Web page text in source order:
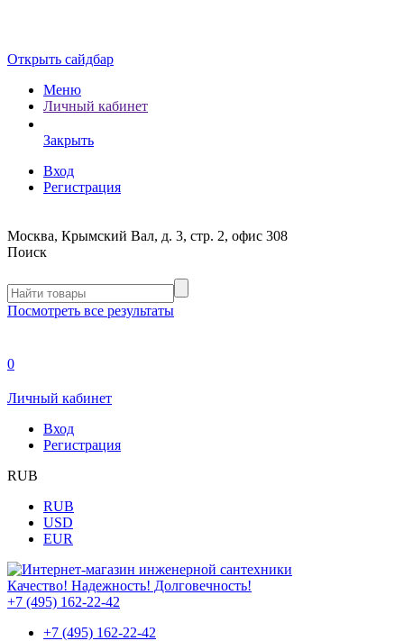
Открыть сайдбар
Меню
Личный кабинет
Закрыть
Вход
Регистрация
Москва, Крымский Вал, д. 3, стр. 2, офис 308
Поиск
Посмотреть все результаты
0
Личный кабинет
Вход
Регистрация
RUB
RUB
USD
EUR
Качество! Надежность! Долговечность!
+7 (495) 162-22-42
+7 (495) 162-22-42